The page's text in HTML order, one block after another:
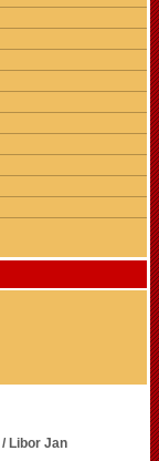
/ Libor Jan